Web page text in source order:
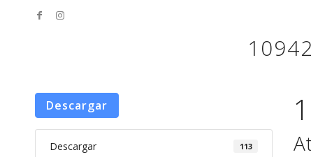
Descargar
Descargar 113